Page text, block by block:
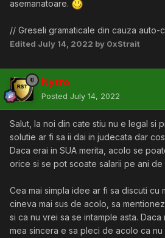
asemanatoare.
// Greseli gramaticale din cauza auto-
Edited July 14, 2022 by 0xStrait
Nytro
Posted July 14, 2022
Salut, la noi din cate stiu nu e legal si
solutie ar fi sa ii dai in judecata dar
Daca erai in SUA merita, acolo se
orice si se pot scoate salarii pe ani de
Cea mai simpla idee ar fi sa discuti cu
cineva mai sus de acolo, sa
si ca nu vrei sa se intample asta.
mea sincera e sa pleci de acolo ca